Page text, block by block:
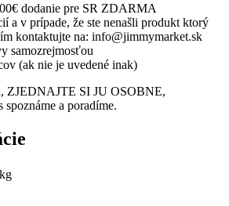
dodanie pre SR ZDARMA
a v prípade, že ste nenašli produkt ktorý
kontaktujte na: info@jimmymarket.sk
samozrejmosťou
(ak nie je uvedené inak)
ZJEDNAJTE SI JU OSOBNE,
spoznáme a poradíme.